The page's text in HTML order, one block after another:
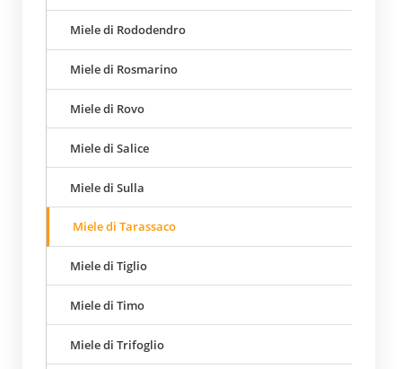
Miele di Rododendro
Miele di Rosmarino
Miele di Rovo
Miele di Salice
Miele di Sulla
Miele di Tarassaco
Miele di Tiglio
Miele di Timo
Miele di Trifoglio